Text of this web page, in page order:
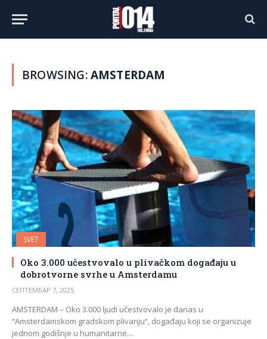
BROWSING:AMSTERDAM
SVET
Oko 3.000 učestvovalo u plivačkom događaju u
dobrotvorne svrhe u Amsterdamu
СЕПТЕМБАР 7, 2025
AMSTERDAM – Oko 3.000 ljudi učestvovalo je danas u
“Amsterdamskom gradskom plivanju“, događaju koji se organizuje
jednom godišnje u humanitarne…